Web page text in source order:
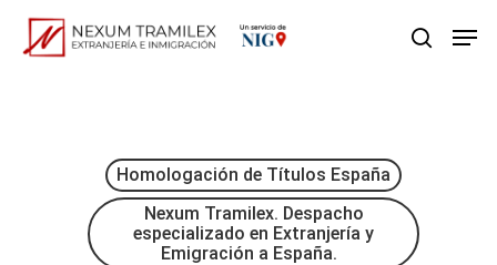
Skip
search
Homologación de Títulos España
Nexum Tramilex. Despacho
especializado en Extranjería y
Emigración a España.